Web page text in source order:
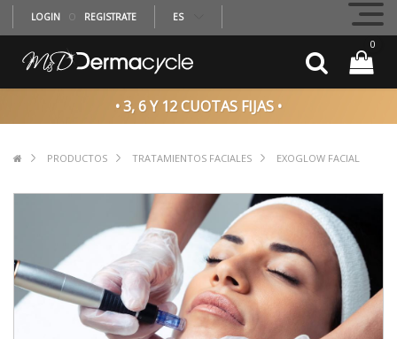
LOGIN O REGISTRATE ES
0
• 3, 6 Y 12 CUOTAS FIJAS •
PRODUCTOS TRATAMIENTOS FACIALES EXOGLOW FACIAL